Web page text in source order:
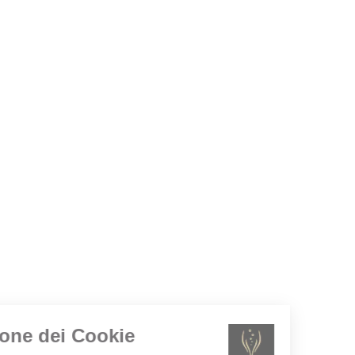
Gestione dei Cookie